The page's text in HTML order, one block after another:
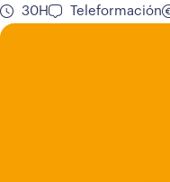
30H Teleformación